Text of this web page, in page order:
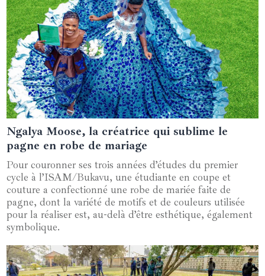
05 juin 2024
Ngalya Moose, la créatrice qui sublime le
pagne en robe de mariage
Pour couronner ses trois années d’études du premier
cycle à l’ISAM/Bukavu, une étudiante en coupe et
couture a confectionné une robe de mariée faite de
pagne, dont la variété de motifs et de couleurs utilisée
pour la réaliser est, au-delà d’être esthétique, également
symbolique.